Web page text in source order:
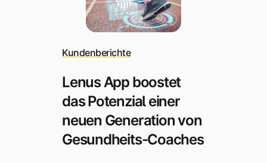
Kundenberichte
Lenus App boostet
das Potenzial einer
neuen Generation von
Gesundheits-Coaches